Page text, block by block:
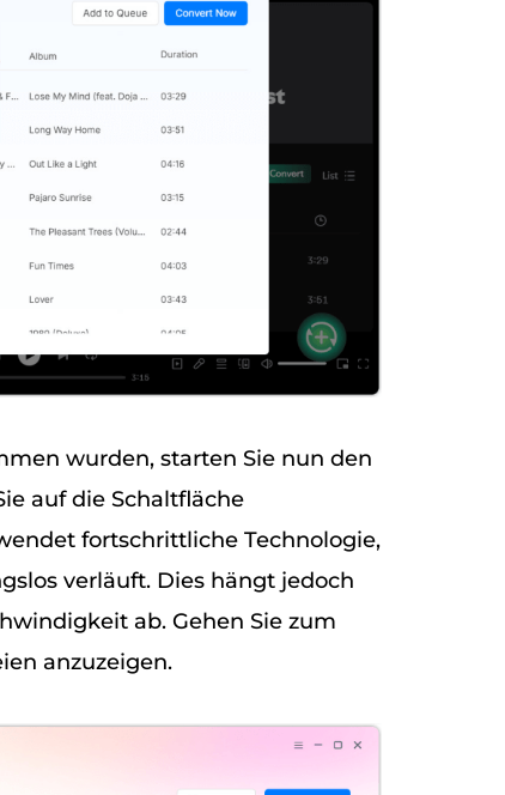
wurden, starten Sie nun den
auf die Schaltfläche
fortschrittliche Technologie,
verläuft. Dies hängt jedoch
ab. Gehen Sie zum
anzuzeigen.